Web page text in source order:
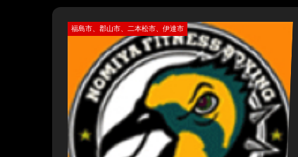
福島市、郡山市、二本松市、伊達市